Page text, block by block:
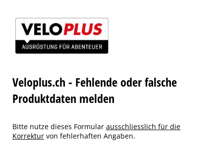
Veloplus.ch - Fehlende oder falsche
Produktdaten melden
Bitte nutze dieses Formular ausschliesslich für die
Korrektur von fehlerhaften Angaben.